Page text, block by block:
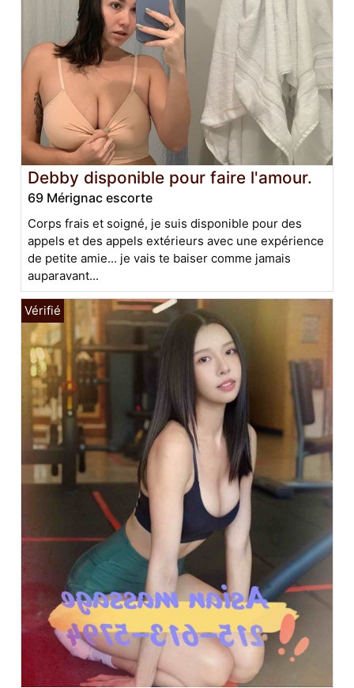
Debby disponible pour faire l'amour.
69 Mérignac escorte
Corps frais et soigné, je suis disponible pour des
appels et des appels extérieurs avec une expérience
de petite amie... je vais te baiser comme jamais
auparavant...